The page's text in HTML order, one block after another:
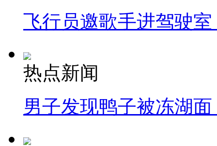
飞行员邀歌手进驾驶
热点新闻
男子发现鸭子被冻湖